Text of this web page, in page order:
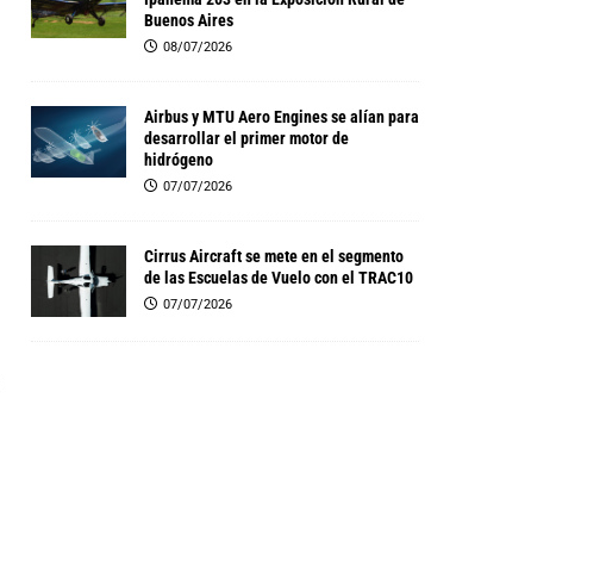
Buenos Aires
08/07/2026
Airbus y MTU Aero Engines se alían para
desarrollar el primer motor de
hidrógeno
07/07/2026
Cirrus Aircraft se mete en el segmento
de las Escuelas de Vuelo con el TRAC10
07/07/2026